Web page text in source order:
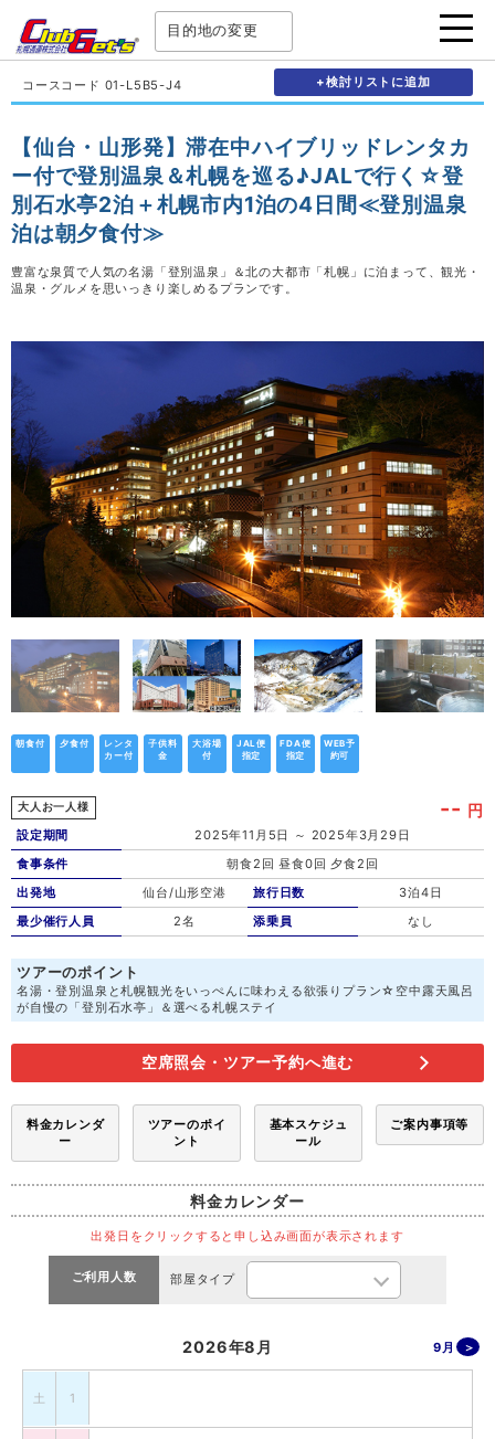
目的地の変更
コースコード 01-L5B5-J4 +検討リストに追加
【仙台・山形発】滞在中ハイブリッドレンタカ
ー付で登別温泉＆札幌を巡る♪JALで行く☆登
別石水亭2泊＋札幌市内1泊の4日間≪登別温泉
泊は朝夕食付≫
豊富な泉質で人気の名湯「登別温泉」＆北の大都市「札幌」に泊まって、観光・
温泉・グルメを思いっきり楽しめるプランです。
朝食付 夕食付
レンタ
カー付
子供料
金
大浴場
付
JAL便
指定
FDA便
指定
WEB予
約可
大人お一人様 -- 円
設定期間
2025年11月5日 ～ 2025年3月29日
食事条件
朝食2回 昼食0回 夕食2回
出発地
仙台/山形空港
最少催行人員
2名
旅行日数
3泊4日
添乗員
なし
ツアーのポイント
名湯・登別温泉と札幌観光をいっぺんに味わえる欲張りプラン☆空中露天風呂
が自慢の「登別石水亭」＆選べる札幌ステイ
空席照会・ツアー予約へ進む
料金カレンダ
ー
ツアーのポイ
ント
基本スケジュ
ール
ご案内事項等
料金カレンダー
出発日をクリックすると申し込み画面が表示されます
ご利用人数 部屋タイプ
2026年8月 9月
土 1